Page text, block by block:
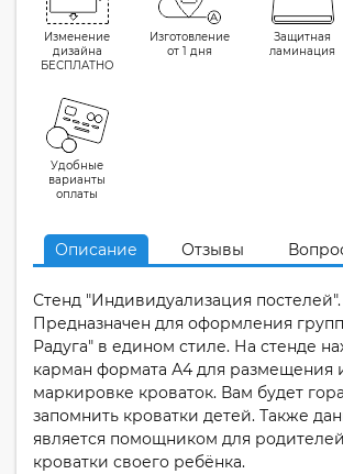
Изменение
дизайна
БЕСПЛАТНО
Изготовление
от 1 дня
Защитная
ламинация
Удобные
варианты
оплаты
Описание Отзывы
Стенд "Индивидуализация постелей".
Предназначен для оформления
Радуга" в едином стиле. На стенде
карман формата А4 для
маркировке кроваток. Вам будет
запомнить кроватки детей. Также
является помощником для
кроватки своего ребёнка.